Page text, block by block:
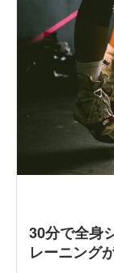
30分で全身
レーニング